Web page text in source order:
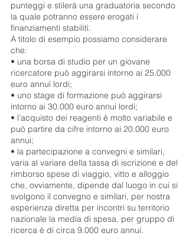
punteggi e stilerà una graduatoria secondo
la quale potranno essere erogati i
finanziamenti stabiliti.
A titolo di esempio possiamo considerare
che:
• una borsa di studio per un giovane
ricercatore può aggirarsi intorno ai 25.000
euro annui lordi;
• uno stage di formazione può aggirarsi
intorno ai 30.000 euro annui lordi;
• l’acquisto dei reagenti è molto variabile e
può partire da cifre intorno ai 20.000 euro
annui;
• la partecipazione a convegni e similari,
varia al variare della tassa di iscrizione e del
rimborso spese di viaggio, vitto e alloggio
che, ovviamente, dipende dal luogo in cui si
svolgono il convegno e similari, per nostra
esperienza diretta per incontri su territorio
nazionale la media di spesa, per gruppo di
ricerca è di circa 9.000 euro annui.